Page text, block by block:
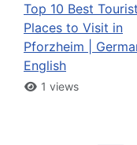
Top 10 Best Tourist
Places to Visit in
Pforzheim |
English
1 views